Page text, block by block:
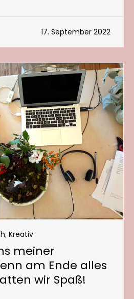
17. September 2022
, Kreativ
meiner
am Ende alles
wir Spaß!